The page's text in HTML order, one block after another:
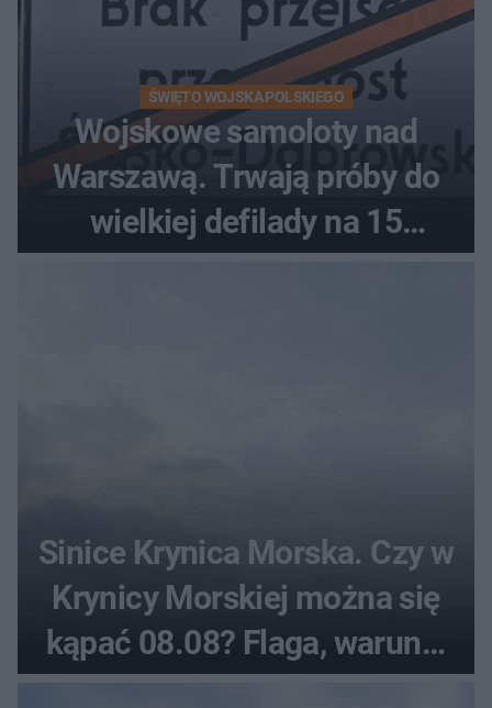
ŚWIĘTO WOJSKA POLSKIEGO
Wojskowe samoloty nad
Warszawą. Trwają próby do
wielkiej defilady na 15
sierpnia
Sinice Krynica Morska. Czy w
Krynicy Morskiej można się
kąpać 08.08? Flaga, warunki
pogodowe